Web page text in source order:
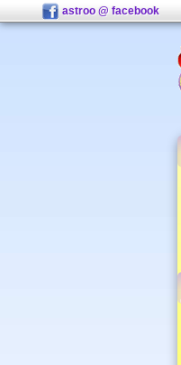
astroo @ facebook